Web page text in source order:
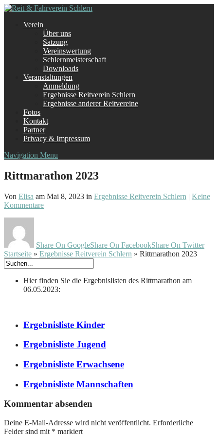
Verein
Über uns
Satzung
Vereinswertung
Schlernmeisterschaft
Downloads
Veranstaltungen
Anmeldung
Ergebnisse Reitverein Schlern
Ergebnisse anderer Reitvereine
Fotos
Kontakt
Partner
Privacy & Impressum
Navigation Menu
Rittmarathon 2023
Von Elisa am Mai 8, 2023 in Ergebnisse Reitverein Schlern | Keine
Kommentare
Share On GoogleShare On FacebookShare On Twitter
Startseite » Ergebnisse Reitverein Schlern » Rittmarathon 2023
Hier finden Sie die Ergebnislisten des Rittmarathon am
06.05.2023:
Ergebnisliste Kinder
Ergebnisliste Jugend
Ergebnisliste Erwachsene
Ergebnisliste Mannschaften
Kommentar absenden
Deine E-Mail-Adresse wird nicht veröffentlicht. Erforderliche
Felder sind mit * markiert